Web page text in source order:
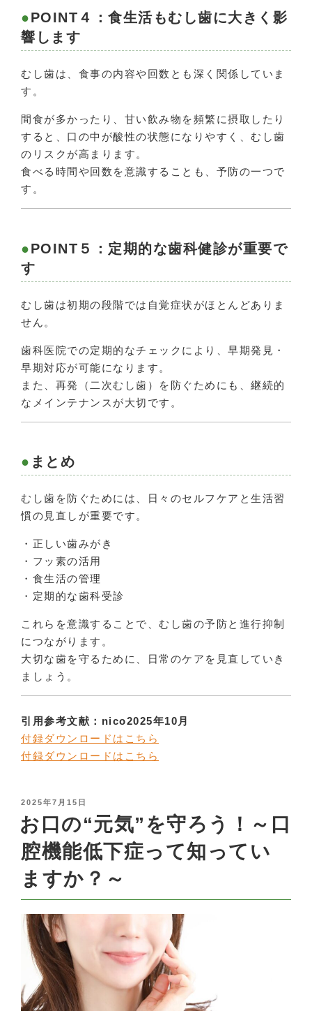
POINT４：食生活もむし歯に大きく影
響します
むし歯は、食事の内容や回数とも深く関係していま
す。
間食が多かったり、甘い飲み物を頻繁に摂取したり
すると、口の中が酸性の状態になりやすく、むし歯
のリスクが高まります。
食べる時間や回数を意識することも、予防の一つで
す。
POINT５：定期的な歯科健診が重要で
す
むし歯は初期の段階では自覚症状がほとんどありま
せん。
歯科医院での定期的なチェックにより、早期発見・
早期対応が可能になります。
また、再発（二次むし歯）を防ぐためにも、継続的
なメインテナンスが大切です。
まとめ
むし歯を防ぐためには、日々のセルフケアと生活習
慣の見直しが重要です。
・正しい歯みがき
・フッ素の活用
・食生活の管理
・定期的な歯科受診
これらを意識することで、むし歯の予防と進行抑制
につながります。
大切な歯を守るために、日常のケアを見直していき
ましょう。
引用参考文献：nico2025年10月
付録ダウンロードはこちら
付録ダウンロードはこちら
POSTED
ON
2025年7月15日
お口の“元気”を守ろう！～口
腔機能低下症って知ってい
ますか？～